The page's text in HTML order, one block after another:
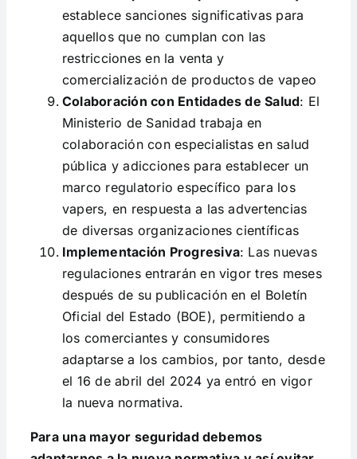
establece sanciones significativas para
aquellos que no cumplan con las
restricciones en la venta y
comercialización de productos de vapeo​
Colaboración con Entidades de Salud: El
Ministerio de Sanidad trabaja en
colaboración con especialistas en salud
pública y adicciones para establecer un
marco regulatorio específico para los
vapers, en respuesta a las advertencias
de diversas organizaciones científicas​
Implementación Progresiva: Las nuevas
regulaciones entrarán en vigor tres meses
después de su publicación en el Boletín
Oficial del Estado (BOE), permitiendo a
los comerciantes y consumidores
adaptarse a los cambios​, por tanto, desde
el 16 de abril del 2024 ya entró en vigor
la nueva normativa.
Para una mayor seguridad debemos